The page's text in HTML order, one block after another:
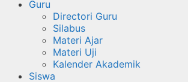
Guru
Directori Guru
Silabus
Materi Ajar
Materi Uji
Kalender Akademik
Siswa